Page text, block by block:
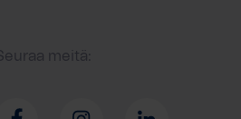
meitä: